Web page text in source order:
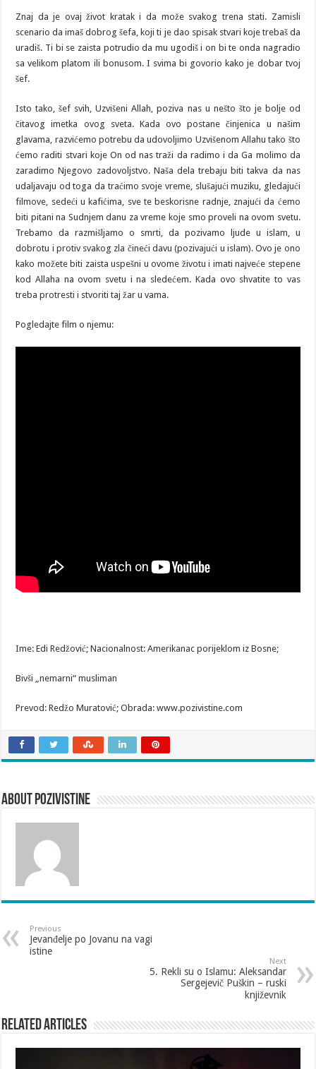
Znaj da je ovaj život kratak i da može svakog trena stati. Zamisli
scenario da imaš dobrog šefa, koji ti je dao spisak stvari koje trebaš da
uradiš. Ti bi se zaista potrudio da mu ugodiš i on bi te onda nagradio
sa velikom platom ili bonusom. I svima bi govorio kako je dobar tvoj
šef.
Isto tako, šef svih, Uzvišeni Allah, poziva nas u nešto što je bolje od
čitavog imetka ovog sveta. Kada ovo postane činjenica u našim
glavama, razvićemo potrebu da udovoljimo Uzvišenom Allahu tako što
ćemo raditi stvari koje On od nas traži da radimo i da Ga molimo da
zaradimo Njegovo zadovoljstvo. Naša dela trebaju biti takva da nas
udaljavaju od toga da traćimo svoje vreme, slušajući muziku, gledajući
filmove, sedeći u kafićima, sve te beskorisne radnje, znajući da ćemo
biti pitani na Sudnjem danu za vreme koje smo proveli na ovom svetu.
Trebamo da razmišljamo o smrti, da pozivamo ljude u islam, u
dobrotu i protiv svakog zla čineći davu (pozivajući u islam). Ovo je ono
kako možete biti zaista uspešni u ovome životu i imati najveće stepene
kod Allaha na ovom svetu i na sledećem. Kada ovo shvatite to vas
treba protresti i stvoriti taj žar u vama.
Pogledajte film o njemu:
Ime: Edi Redžović; Nacionalnost: Amerikanac porijeklom iz Bosne;
Bivši „nemarni“ musliman
Prevod: Redžo Muratović; Obrada: www.pozivistine.com
About pozivistine
Previous
Jevanđelje po Jovanu na vagi
istine
Next
5. Rekli su o Islamu: Aleksandar
Sergejevič Puškin – ruski
književnik
Related Articles